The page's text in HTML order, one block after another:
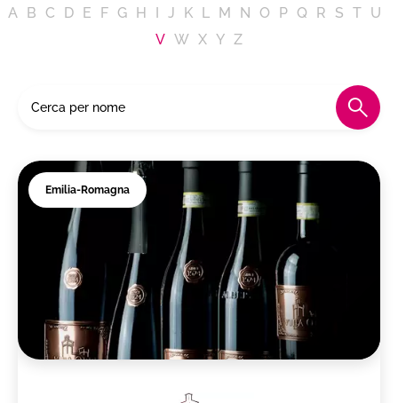
A B C D E F G H J K L M N O P Q R S T U
V W X Y Z
Emilia-Romagna